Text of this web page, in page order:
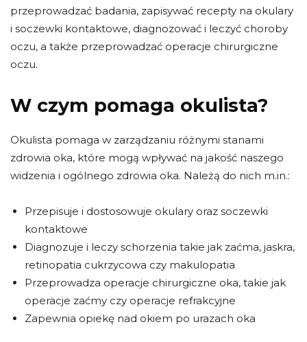
przeprowadzać badania, zapisywać recepty na okulary
i soczewki kontaktowe, diagnozować i leczyć choroby
oczu, a także przeprowadzać operacje chirurgiczne
oczu.
W czym pomaga okulista?
Okulista pomaga w zarządzaniu różnymi stanami
zdrowia oka, które mogą wpływać na jakość naszego
widzenia i ogólnego zdrowia oka. Należą do nich m.in.:
Przepisuje i dostosowuje okulary oraz soczewki
kontaktowe
Diagnozuje i leczy schorzenia takie jak zaćma, jaskra,
retinopatia cukrzycowa czy makulopatia
Przeprowadza operacje chirurgiczne oka, takie jak
operacje zaćmy czy operacje refrakcyjne
Zapewnia opiekę nad okiem po urazach oka